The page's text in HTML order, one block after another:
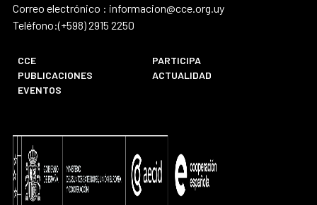
Correo electrónico : informacion@cce.org.uy
Teléfono:(+598) 2915 2250
CCE
PARTICIPA
PUBLICACIONES
ACTUALIDAD
EVENTOS